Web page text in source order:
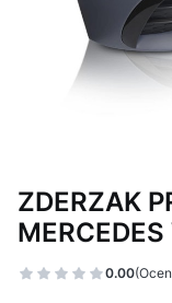
ZDERZAK
0.00